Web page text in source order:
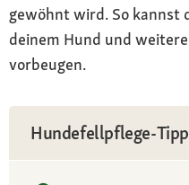
gewöhnt wird. So kannst
deinem Hund und
vorbeugen.
Hundefellpflege-